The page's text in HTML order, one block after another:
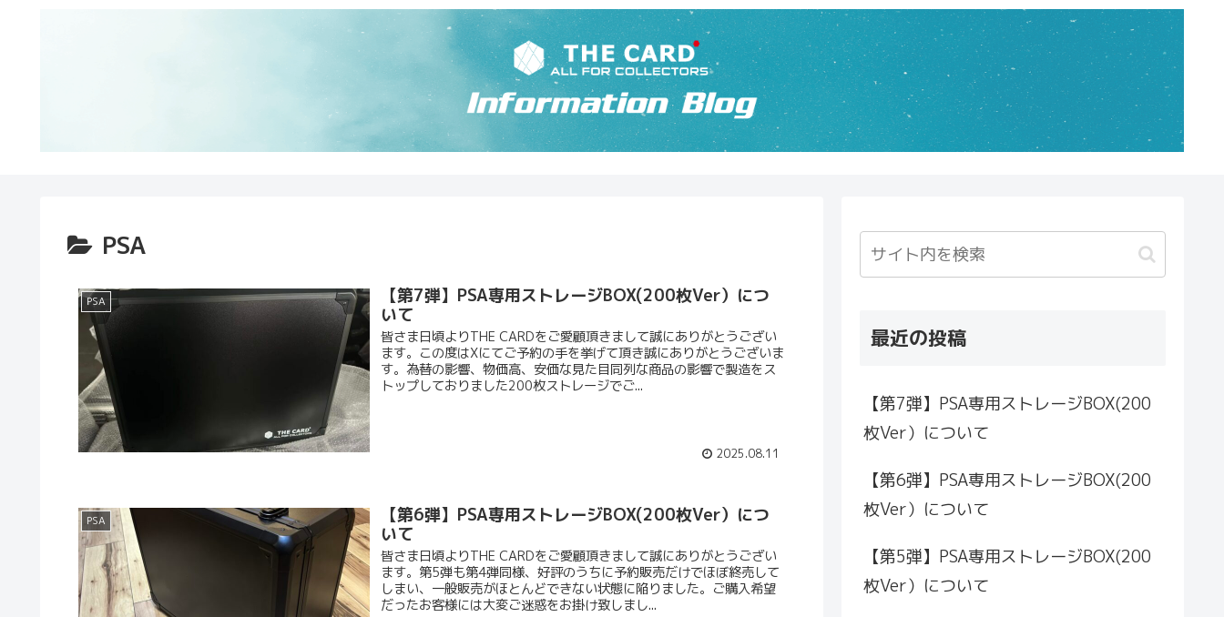
PSA
PSA
【第7弾】PSA専用ストレージBOX(200枚Ver）につ
いて
皆さま日頃よりTHE CARDをご愛顧頂きまして誠にありがとうござい
ます。この度はXにてご予約の手を挙げて頂き誠にありがとうございま
す。為替の影響、物価高、安価な見た目同列な商品の影響で製造をス
トップしておりました200枚ストレージでご...
2025.08.11
PSA
【第6弾】PSA専用ストレージBOX(200枚Ver）につ
いて
皆さま日頃よりTHE CARDをご愛顧頂きまして誠にありがとうござい
ます。第5弾も第4弾同様、好評のうちに予約販売だけでほぼ終売して
しまい、一般販売がほとんどできない状態に陥りました。ご購入希望
だったお客様には大変ご迷惑をお掛け致しまし...
最近の投稿
【第7弾】PSA専用ストレージBOX(200
枚Ver）について
【第6弾】PSA専用ストレージBOX(200
枚Ver）について
【第5弾】PSA専用ストレージBOX(200
枚Ver）について